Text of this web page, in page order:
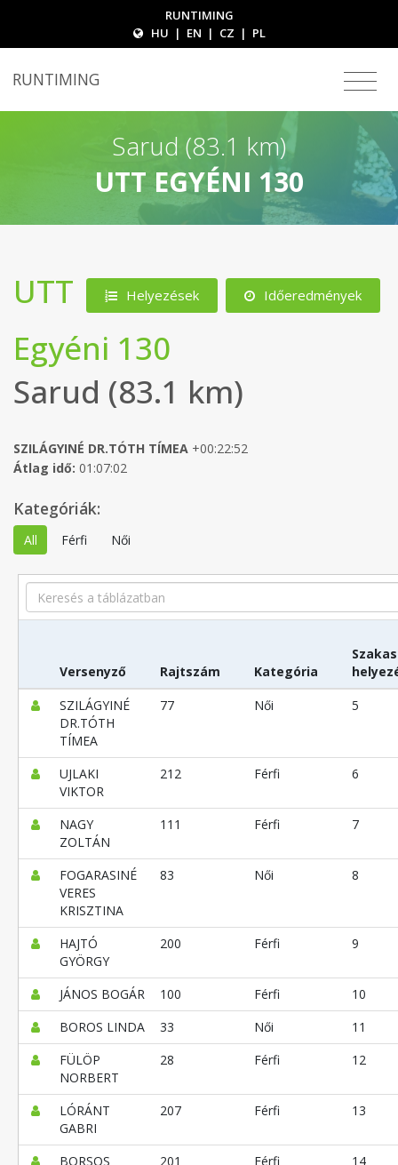
RUNTIMING
HU | EN | CZ | PL
RUNTIMING
Sarud (83.1 km)
UTT EGYÉNI 130
Helyezések Időeredmények
UTT
Egyéni 130
Sarud (83.1 km)
SZILÁGYINÉ DR.TÓTH TÍMEA +00:22:52
Átlag idő: 01:07:02
Kategóriák:
All Férfi Női
Search
Versenyző Rajtszám Kategória
SZILÁGYINÉ
DR.TÓTH
TÍMEA
77 Női 5
UJLAKI
VIKTOR
212 Férfi 6
NAGY
ZOLTÁN
111 Férfi 7
FOGARASINÉ
VERES
KRISZTINA
83 Női 8
HAJTÓ
GYÖRGY
200 Férfi 9
JÁNOS BOGÁR 100 Férfi
10
BOROS LINDA
33 Női
11
FÜLÖP
NORBERT
28 Férfi 12
LÓRÁNT
GABRI
207 Férfi 13
BORSOS
201 Férfi 14